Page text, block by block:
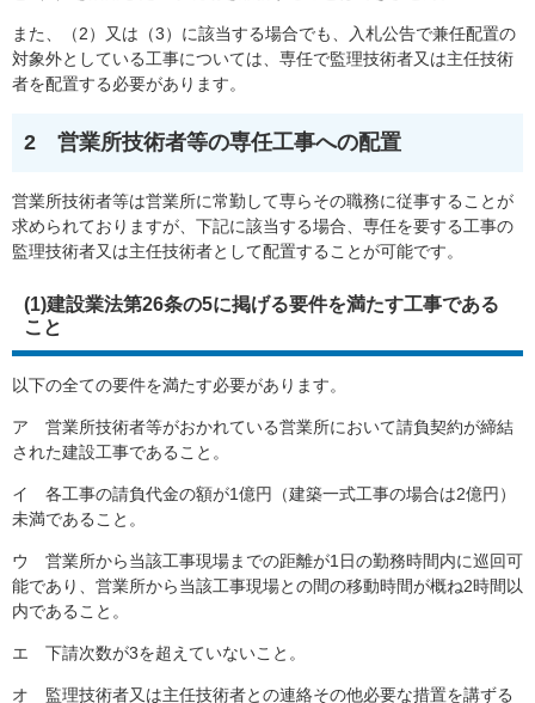
また、（2）又は（3）に該当する場合でも、入札公告で兼任配置の
対象外としている工事については、専任で監理技術者又は主任技術
者を配置する必要があります。
2 営業所技術者等の専任工事への配置
営業所技術者等は営業所に常勤して専らその職務に従事することが
求められておりますが、下記に該当する場合、専任を要する工事の
監理技術者又は主任技術者として配置することが可能です。
(1)建設業法第26条の5に掲げる要件を満たす工事である
こと
以下の全ての要件を満たす必要があります。
ア 営業所技術者等がおかれている営業所において請負契約が締結
された建設工事であること。
イ 各工事の請負代金の額が1億円（建築一式工事の場合は2億円）
未満であること。
ウ 営業所から当該工事現場までの距離が1日の勤務時間内に巡回可
能であり、営業所から当該工事現場との間の移動時間が概ね2時間以
内であること。
エ 下請次数が3を超えていないこと。
オ 監理技術者又は主任技術者との連絡その他必要な措置を講ずる